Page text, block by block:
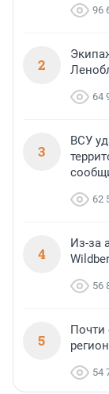
96
2
64
3
ВСУ
62
4
Из-за
56
5
Почти
54